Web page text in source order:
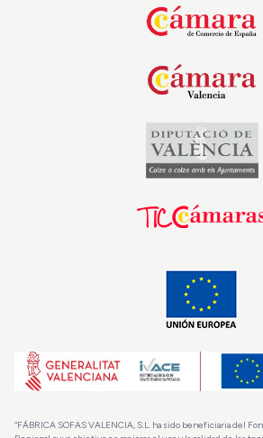
“FÁBRICA SOFAS VALENCIA, S.L. ha sido beneficiaria del